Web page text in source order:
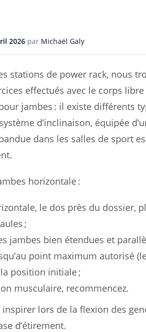
2026 par Michaël Galy
stations de power rack, nous
effectués avec le corps libre
jambes : il existe différents
d’inclinaison, équipée
dans les salles de sport
horizontale :
le dos près du dossier,
;
jambes bien étendues et
point maximum autorisé
position initiale ;
musculaire, recommencez.
lors de la flexion des
d’étirement.